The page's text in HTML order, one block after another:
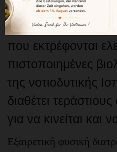
Αυτή η σπάλα
χοίρους
που εκτρέφονται
πιστοποιημένες
της νοτιοδυτικής
διαθέτει
για να κινείται και
Εξαιρετική φυσική